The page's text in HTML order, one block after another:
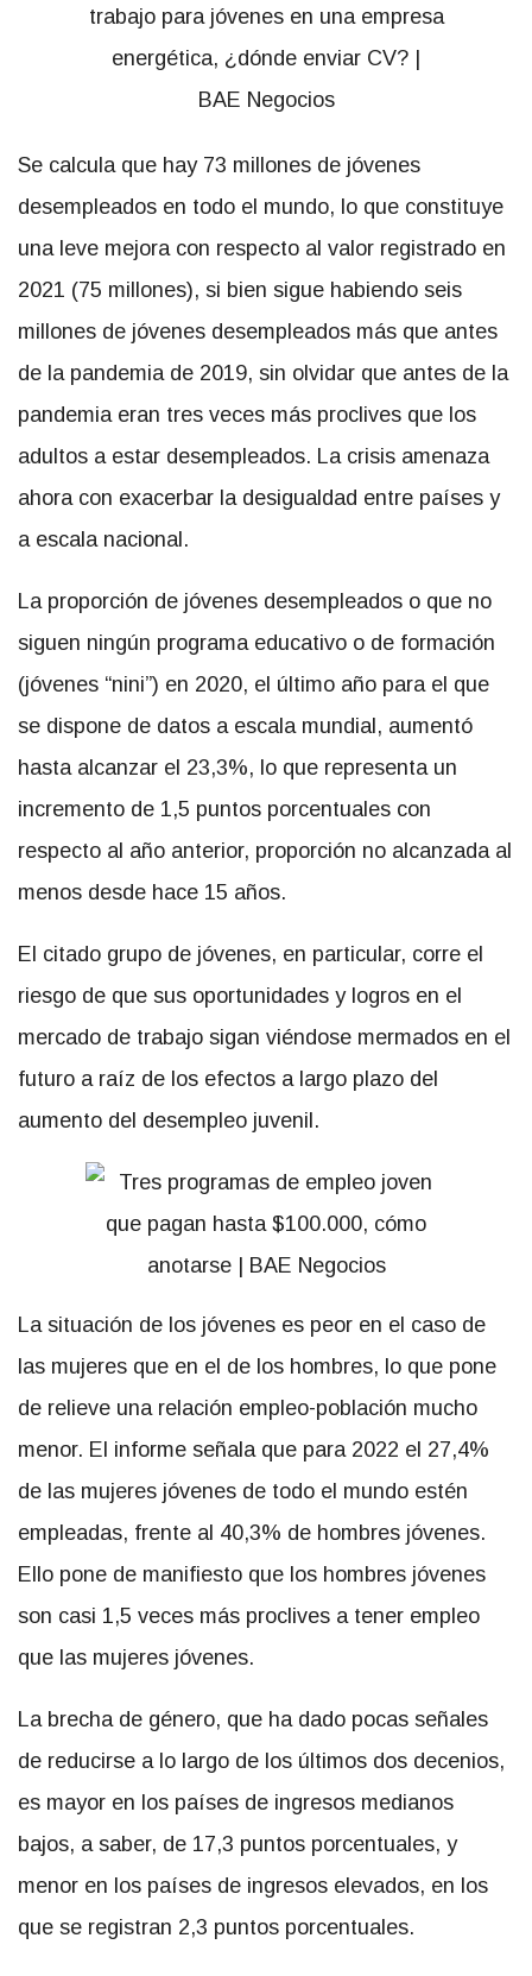
Se calcula que hay 73 millones de jóvenes
desempleados en todo el mundo, lo que constituye
una leve mejora con respecto al valor registrado en
2021 (75 millones), si bien sigue habiendo seis
millones de jóvenes desempleados más que antes
de la pandemia de 2019, sin olvidar que antes de la
pandemia eran tres veces más proclives que los
adultos a estar desempleados. La crisis amenaza
ahora con exacerbar la desigualdad entre países y
a escala nacional.
La proporción de jóvenes desempleados o que no
siguen ningún programa educativo o de formación
(jóvenes “nini”) en 2020, el último año para el que
se dispone de datos a escala mundial, aumentó
hasta alcanzar el 23,3%, lo que representa un
incremento de 1,5 puntos porcentuales con
respecto al año anterior, proporción no alcanzada al
menos desde hace 15 años.
El citado grupo de jóvenes, en particular, corre el
riesgo de que sus oportunidades y logros en el
mercado de trabajo sigan viéndose mermados en el
futuro a raíz de los efectos a largo plazo del
aumento del desempleo juvenil.
La situación de los jóvenes es peor en el caso de
las mujeres que en el de los hombres, lo que pone
de relieve una relación empleo-población mucho
menor. El informe señala que para 2022 el 27,4%
de las mujeres jóvenes de todo el mundo estén
empleadas, frente al 40,3% de hombres jóvenes.
Ello pone de manifiesto que los hombres jóvenes
son casi 1,5 veces más proclives a tener empleo
que las mujeres jóvenes.
La brecha de género, que ha dado pocas señales
de reducirse a lo largo de los últimos dos decenios,
es mayor en los países de ingresos medianos
bajos, a saber, de 17,3 puntos porcentuales, y
menor en los países de ingresos elevados, en los
que se registran 2,3 puntos porcentuales.